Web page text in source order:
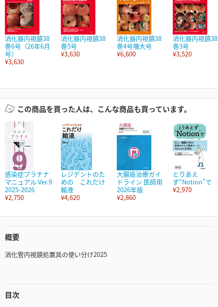
消化器内視鏡38
巻6号（26年6月
号）
¥3,630
消化器内視鏡38
巻5号
¥3,630
消化器内視鏡38
巻4号増大号
¥6,600
消化器内視鏡38
巻3号
¥3,520
この商品を買った人は、こんな商品も買っています。
感染症プラチナ
マニュアル Ver.9
2025-2026
¥2,750
レジデントのた
めの これだけ
輸液
¥4,620
大腸癌治療ガイ
ドライン 医師用
2026年版
¥2,860
とりあえ
ず“Notion”で
¥2,970
概要
消化管内視鏡処置具の使い分け2025
目次